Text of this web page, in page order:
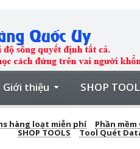
Giới thiệu SHOP
hàng loạt miễn phí Phần
SHOP TOOLS Tool Quét